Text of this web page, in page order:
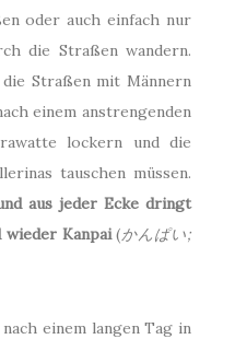
oder auch einfach nur
die Straßen wandern.
Straßen mit Männern
einem anstrengenden
lockern und die
tauschen müssen.
aus jeder Ecke dringt
Kanpai(かんぱい;
einem langen Tag in